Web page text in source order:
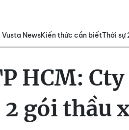
NewsKiến thức cần biếtThời sự
HCM:
2 gói thầu